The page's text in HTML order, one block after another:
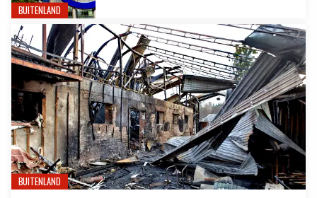
BUITENLAND
BUITENLAND